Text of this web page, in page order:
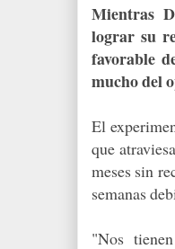
Mientras
lograr su
favorable
mucho del
El
que
meses sin
semanas
"Nos